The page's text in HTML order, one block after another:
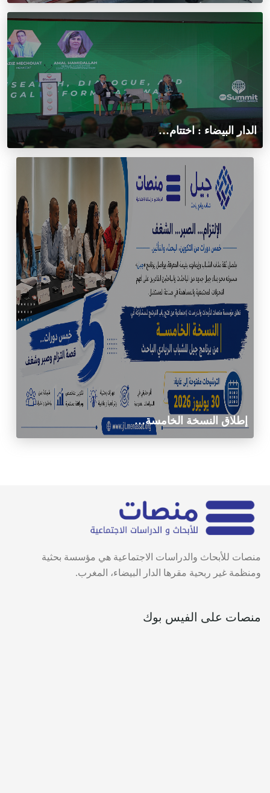
الدار البيضاء : اختتام…
إطلاق النسخة الخامسة…
منصات للأبحاث والدراسات الاجتماعية هي مؤسسة بحثية
ومنظمة غير ربحية مقرها الدار البيضاء، المغرب.
منصات على الفيس بوك